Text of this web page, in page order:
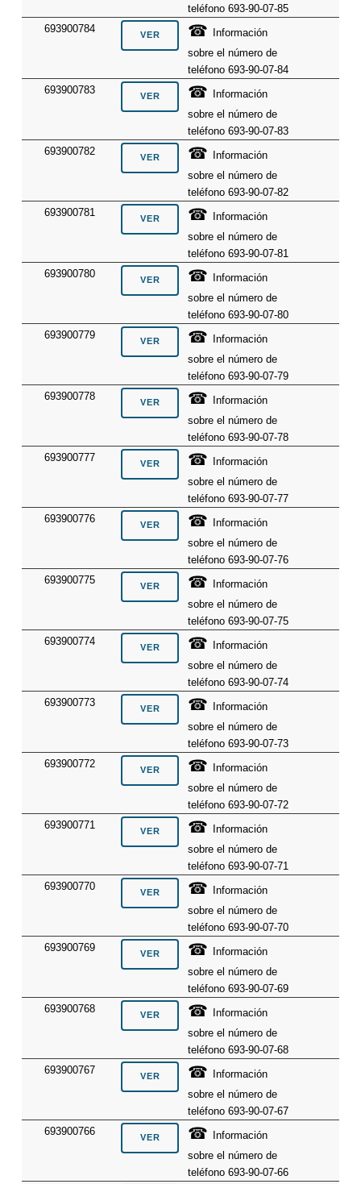
teléfono 693-90-07-85
693900784
☎
Información
sobre el número de
teléfono 693-90-07-84
693900783
☎
Información
sobre el número de
teléfono 693-90-07-83
693900782
☎
Información
sobre el número de
teléfono 693-90-07-82
693900781
☎
Información
sobre el número de
teléfono 693-90-07-81
693900780
☎
Información
sobre el número de
teléfono 693-90-07-80
693900779
☎
Información
sobre el número de
teléfono 693-90-07-79
693900778
☎
Información
sobre el número de
teléfono 693-90-07-78
693900777
☎
Información
sobre el número de
teléfono 693-90-07-77
693900776
☎
Información
sobre el número de
teléfono 693-90-07-76
693900775
☎
Información
sobre el número de
teléfono 693-90-07-75
693900774
☎
Información
sobre el número de
teléfono 693-90-07-74
693900773
☎
Información
sobre el número de
teléfono 693-90-07-73
693900772
☎
Información
sobre el número de
teléfono 693-90-07-72
693900771
☎
Información
sobre el número de
teléfono 693-90-07-71
693900770
☎
Información
sobre el número de
teléfono 693-90-07-70
693900769
☎
Información
sobre el número de
teléfono 693-90-07-69
693900768
☎
Información
sobre el número de
teléfono 693-90-07-68
693900767
☎
Información
sobre el número de
teléfono 693-90-07-67
693900766
☎
Información
sobre el número de
teléfono 693-90-07-66